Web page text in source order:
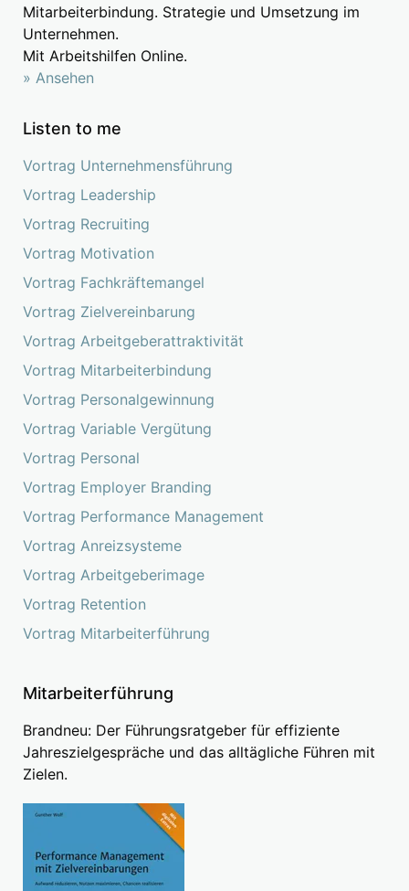
Mitarbeiterbindung. Strategie und Umsetzung im
Unternehmen.
Mit Arbeitshilfen Online.
» Ansehen
Listen to me
Vortrag Unternehmensführung
Vortrag Leadership
Vortrag Recruiting
Vortrag Motivation
Vortrag Fachkräftemangel
Vortrag Zielvereinbarung
Vortrag Arbeitgeberattraktivität
Vortrag Mitarbeiterbindung
Vortrag Personalgewinnung
Vortrag Variable Vergütung
Vortrag Personal
Vortrag Employer Branding
Vortrag Performance Management
Vortrag Anreizsysteme
Vortrag Arbeitgeberimage
Vortrag Retention
Vortrag Mitarbeiterführung
Mitarbeiterführung
Brandneu: Der Führungsratgeber für effiziente
Jahreszielgespräche und das alltägliche Führen mit
Zielen.